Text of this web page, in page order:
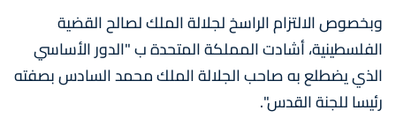
وبخصوص الالتزام الراسخ لجلالة الملك لصالح القضية
الفلسطينية، أشادت المملكة المتحدة ب "الدور الأساسي
الذي يضطلع به صاحب الجلالة الملك محمد السادس بصفته
رئيسا للجنة القدس".